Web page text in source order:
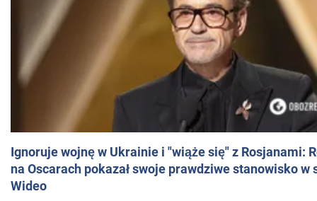
Ignoruje wojnę w Ukrainie i "wiąże się" z Rosjanami:
na Oscarach pokazał swoje prawdziwe stanowisko w
Wideo